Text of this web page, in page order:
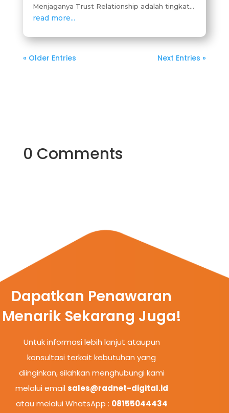
Menjaganya Trust Relationship adalah tingkat...
read more...
« Older Entries Next Entries »
0 Comments
Dapatkan Penawaran
Menarik Sekarang Juga!
Untuk informasi lebih lanjut ataupun
konsultasi terkait kebutuhan yang
diinginkan, silahkan menghubungi kami
melalui email sales@radnet-digital.id
atau melalui WhatsApp : 08155044434